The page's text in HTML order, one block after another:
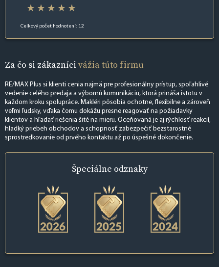
Celkový počet hodnotení: 12
Za čo si zákazníci vážia túto firmu
RE/MAX Plus si klienti cenia najmä pre profesionálny prístup, spoľahlivé
vedenie celého predaja a výbornú komunikáciu, ktorá prináša istotu v
každom kroku spolupráce. Makléri pôsobia ochotne, flexibilne a zároveň
veľmi ľudsky, vďaka čomu dokážu presne reagovať na požiadavky
klientov a hľadať riešenia šité na mieru. Oceňovaná je aj rýchlosť reakcií,
hladký priebeh obchodov a schopnosť zabezpečiť bezstarostné
sprostredkovanie od prvého kontaktu až po úspešné dokončenie.
Špeciálne odznaky